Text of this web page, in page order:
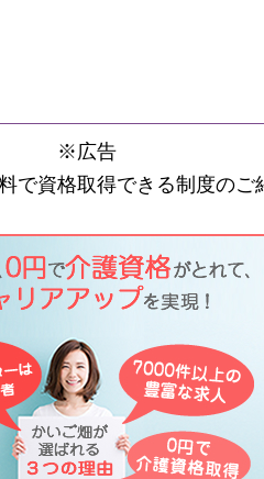
※広告
で資格取得できる制度のご